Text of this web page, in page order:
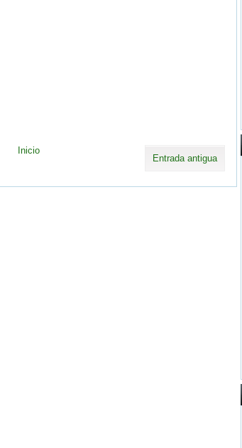
Entrada antigua
Inicio